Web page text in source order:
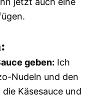
geben: Ich
Nudeln und den
Käsesauce und